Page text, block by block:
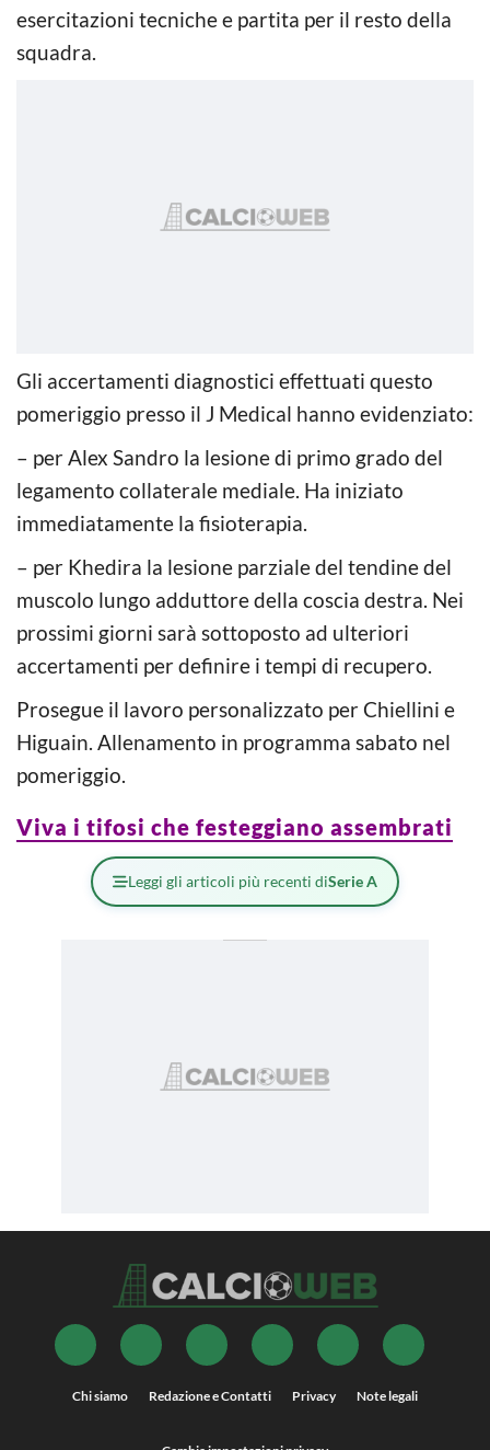
esercitazioni tecniche e partita per il resto della
squadra.
Gli accertamenti diagnostici effettuati questo
pomeriggio presso il J Medical hanno evidenziato:
– per Alex Sandro la lesione di primo grado del
legamento collaterale mediale. Ha iniziato
immediatamente la fisioterapia.
– per Khedira la lesione parziale del tendine del
muscolo lungo adduttore della coscia destra. Nei
prossimi giorni sarà sottoposto ad ulteriori
accertamenti per definire i tempi di recupero.
Prosegue il lavoro personalizzato per Chiellini e
Higuain. Allenamento in programma sabato nel
pomeriggio.
Viva i tifosi che festeggiano assembrati
Leggi gli articoli più recenti diSerie A
Chi siamo Redazione e Contatti Privacy Note legali